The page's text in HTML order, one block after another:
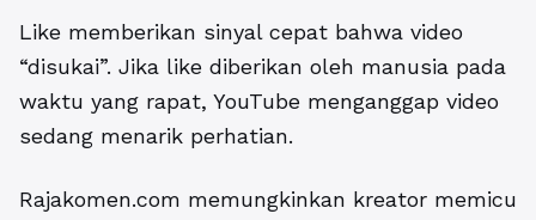
Like memberikan sinyal cepat bahwa video
“disukai”. Jika like diberikan oleh manusia pada
waktu yang rapat, YouTube menganggap video
sedang menarik perhatian.
Rajakomen.com memungkinkan kreator memicu